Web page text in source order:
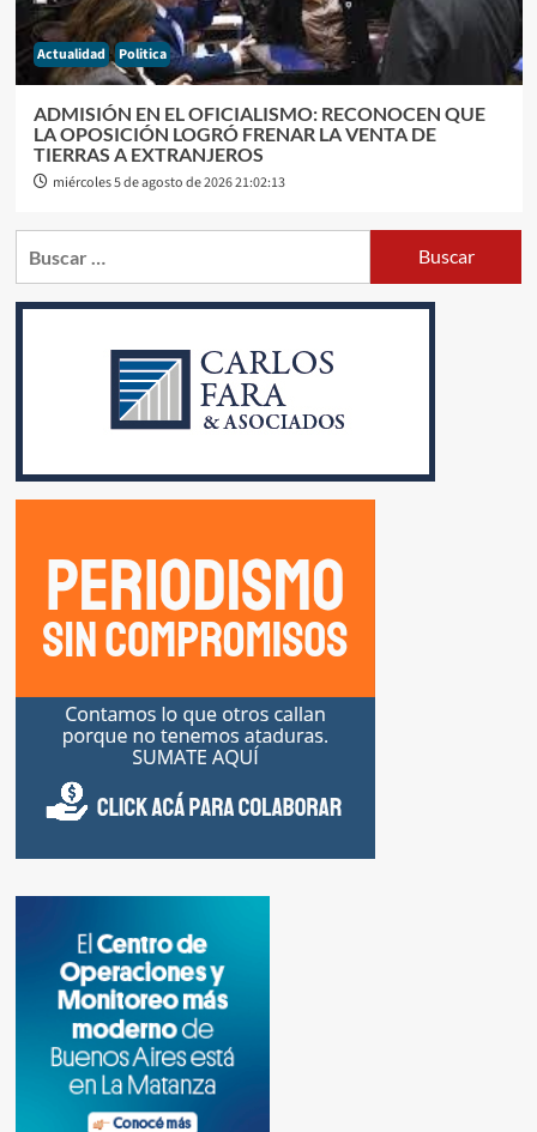
Actualidad Politica
ADMISIÓN EN EL OFICIALISMO: RECONOCEN QUE
LA OPOSICIÓN LOGRÓ FRENAR LA VENTA DE
TIERRAS A EXTRANJEROS
miércoles 5 de agosto de 2026 21:02:13